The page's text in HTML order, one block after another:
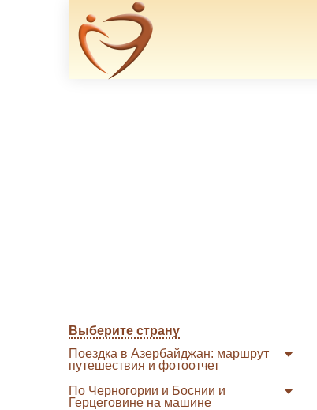
Выберите страну
Поездка в Азербайджан: маршрут
путешествия и фотоотчет
По Черногории и Боснии и
Герцеговине на машине